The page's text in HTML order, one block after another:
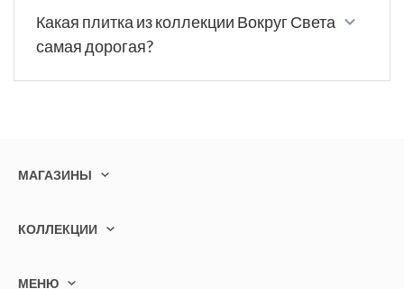
Какая плитка из коллекции Вокруг Света
самая дорогая?
МАГАЗИНЫ
КОЛЛЕКЦИИ
МЕНЮ